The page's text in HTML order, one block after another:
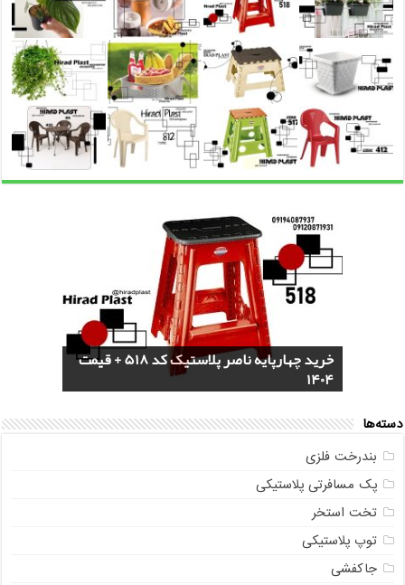
4 مدل گلدان پلاستیکی خورجینی + (عکس و
مشخصات)
خرید چهارپایه ناصر پلاستیک کد 518 + قیمت
1404
خرید گلدان پلاستیکی نشا به صورت عمده
پخش عمده صندلی پلاستیکی دسته دار 889
ناصر + قیمت روز
خرید سرویس جهیزیه پلاستیکی هوم کت +
مستقیم از تولیدی
دسته‌ها
بندرخت فلزی
پک مسافرتی پلاستیکی
تخت استخر
توپ پلاستیکی
جاکفشی